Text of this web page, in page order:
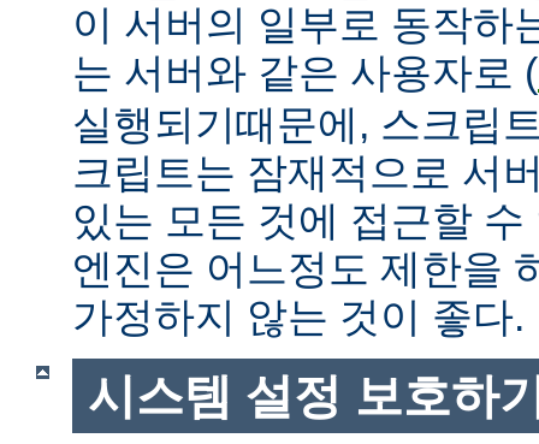
이 서버의 일부로 동작하
는 서버와 같은 사용자로 (
실행되기때문에, 스크립
크립트는 잠재적으로 서
있는 모든 것에 접근할
엔진은 어느정도 제한을
가정하지 않는 것이 좋다.
시스템 설정 보호하